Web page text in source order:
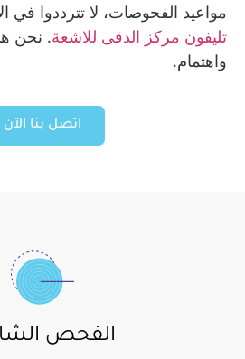
مواعيد الفحوصات، لا تترددوا في
تليفون مركز الدقى للاشعة. نحن
واهتمام.
اتصل بنا الآن
الفحص